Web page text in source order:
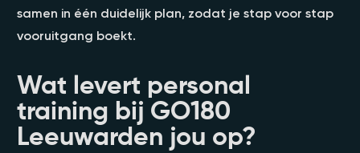
samen in één duidelijk plan, zodat je stap voor stap
vooruitgang boekt.
Wat levert personal
training bij GO180
Leeuwarden jou op?